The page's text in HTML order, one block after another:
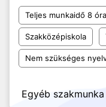
Teljes munkaidő 8 óra
Szakközépiskola
Nem szükséges
Egyéb szakmunka